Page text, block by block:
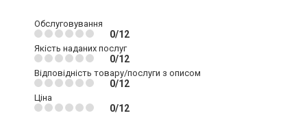
Обслуговування
0/12
Якість наданих послуг
0/12
Відповідність товару/послуги з описом
0/12
Ціна
0/12